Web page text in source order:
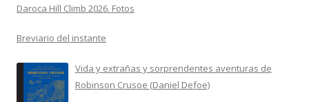
Daroca Hill Climb 2026. Fotos
Breviario del instante
Vida y extrañas y sorprendentes aventuras de
Robinson Crusoe (Daniel Defoe)